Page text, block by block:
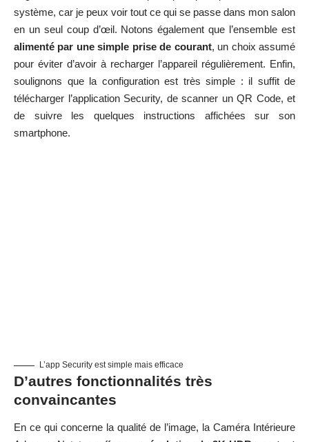
système, car je peux voir tout ce qui se passe dans mon salon
en un seul coup d’œil. Notons également que l’ensemble est
alimenté par une simple prise de courant, un choix assumé
pour éviter d’avoir à recharger l’appareil régulièrement. Enfin,
soulignons que la configuration est très simple : il suffit de
télécharger l’application Security, de scanner un QR Code, et
de suivre les quelques instructions affichées sur son
smartphone.
L’app Security est simple mais efficace
D’autres fonctionnalités très
convaincantes
En ce qui concerne la qualité de l’image, la Caméra Intérieure